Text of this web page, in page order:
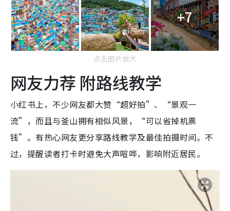
+7
点击图片放大
网友力荐 附路线教学
小红书上，不少网友都大赞“超好拍”、“景观一
流”，而且与釜山拥有相似风景，“可以省掉机票
钱”。有热心网友更分享路线教学及最佳拍摄时间。不
过，提醒读者打卡时避免大声喧哗，影响附近居民。